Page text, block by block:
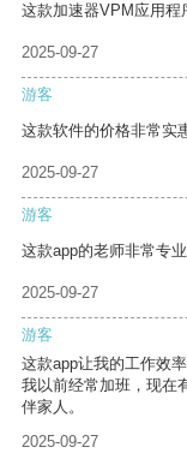
这款加速器VPM应用程
2025-09-27
游客
这款软件的价格非常实
2025-09-27
游客
这款app的老师非常专
2025-09-27
游客
这款app让我的工作效
我以前经常加班，现在
伴家人。
2025-09-27